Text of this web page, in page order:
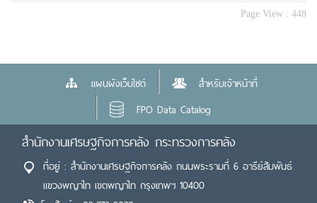
Page View : 448
แผนผังเว็บไซต์
สำหรับเจ้าหน้าที่
FPO Data Catalog
สำนักงานเศรษฐกิจการคลัง กระทรวงการคลัง
ที่อยู่ : สำนักงานเศรษฐกิจการคลัง ถนนพระรามที่ 6 อารีย์สัมพันธ์
แขวงพญาไท เขตพญาไท กรุงเทพฯ 10400